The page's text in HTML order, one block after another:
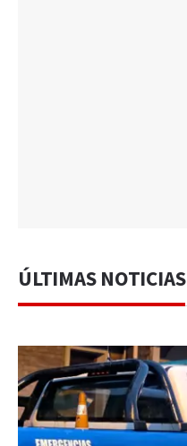
ÚLTIMAS NOTICIAS